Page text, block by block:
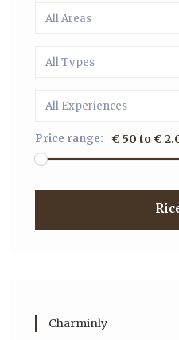
All Areas
All Types
All Experiences
Price range: € 50 to €
Charminly